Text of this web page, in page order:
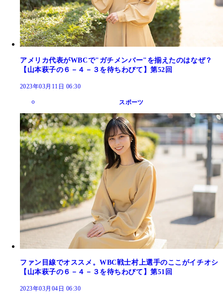
アメリカ代表がWBCで"ガチメンバー"を揃えたのはなぜ？
【山本萩子の６－４－３を待ちわびて】第52回
2023年03月11日 06:30
スポーツ
ファン目線でオススメ。WBC戦士村上選手のここがイチオシ
【山本萩子の６－４－３を待ちわびて】第51回
2023年03月04日 06:30